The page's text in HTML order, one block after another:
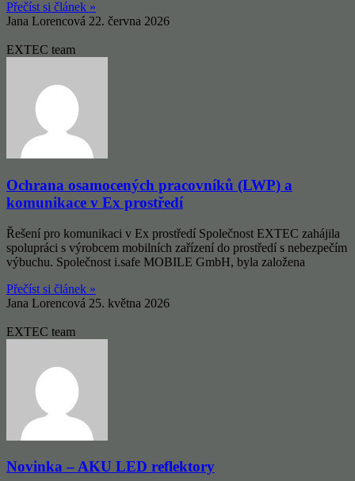
Přečíst si článek »
Jana Lorencová 22. června 2026
EXTEC team
Ochrana osamocených pracovníků (LWP) a
komunikace v Ex prostředí
Řešení pro komunikaci v Ex prostředí Společnost EXTEC zahájila
spolupráci s výrobcem mobilních zařízení do prostředí s nebezpečím
výbuchu. Společnost i.safe MOBILE GmbH, byla založena
Přečíst si článek »
Jana Lorencová 25. května 2026
EXTEC team
Novinka – AKU LED reflektory